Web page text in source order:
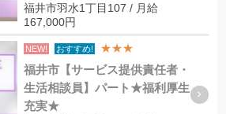
福井市羽水1丁目107 / 月給
167,000円
NEW! おすすめ! ★★★
福井市【サービス提供責任者・
生活相談員】パート★福利厚生
充実★